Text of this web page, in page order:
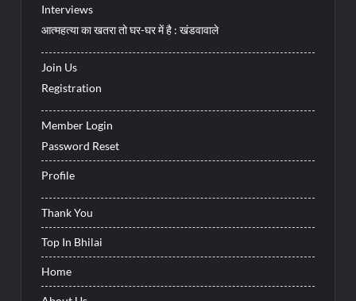
Interviews
आत्महत्या का खतरा तो घर-घर में है : खंडवावाले
Join Us
Registration
Member Login
Password Reset
Profile
Thank You
Top In Bhilai
Home